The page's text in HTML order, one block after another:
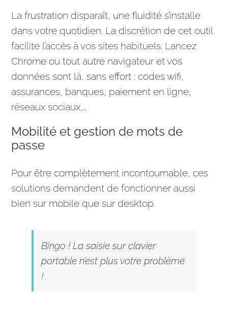
La frustration disparaît, une fluidité s’installe
dans votre quotidien. La discrétion de cet outil
facilite l’accès à vos sites habituels. Lancez
Chrome ou tout autre navigateur et vos
données sont là, sans effort : codes wifi,
assurances, banques, paiement en ligne,
réseaux sociaux,…
Mobilité et gestion de mots de
passe
Pour être complètement incontournable, ces
solutions demandent de fonctionner aussi
bien sur mobile que sur desktop.
Bingo ! La saisie sur clavier
portable n’est plus votre problème
!